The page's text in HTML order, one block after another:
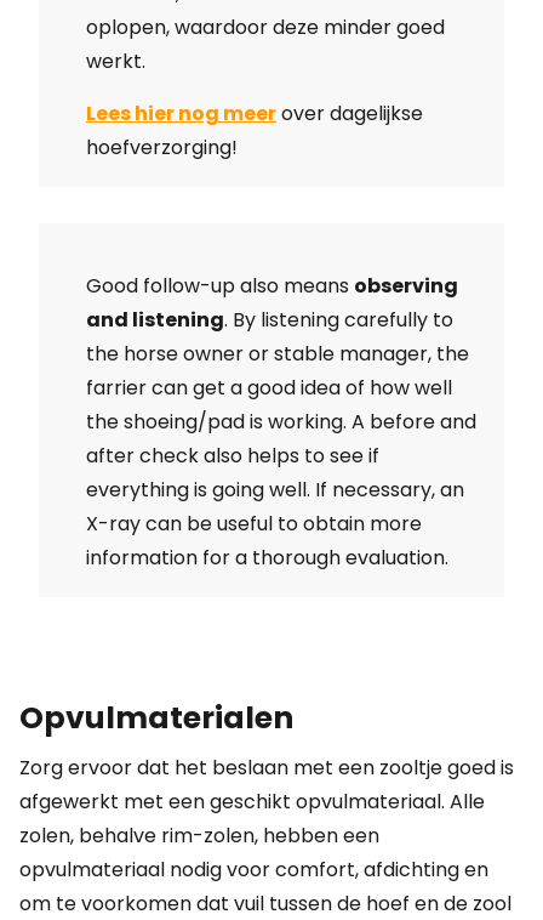
oplopen, waardoor deze minder goed
werkt.
Lees hier nog meerover dagelijkse
hoefverzorging!
Good follow-up also means observing
and listening. By listening carefully to
the horse owner or stable manager, the
farrier can get a good idea of how well
the shoeing/pad is working. A before and
after check also helps to see if
everything is going well. If necessary, an
X-ray can be useful to obtain more
information for a thorough evaluation.
Opvulmaterialen
Zorg ervoor dat het beslaan met een zooltje goed is
afgewerkt met een geschikt opvulmateriaal. Alle
zolen, behalve rim-zolen, hebben een
opvulmateriaal nodig voor comfort, afdichting en
om te voorkomen dat vuil tussen de hoef en de zool